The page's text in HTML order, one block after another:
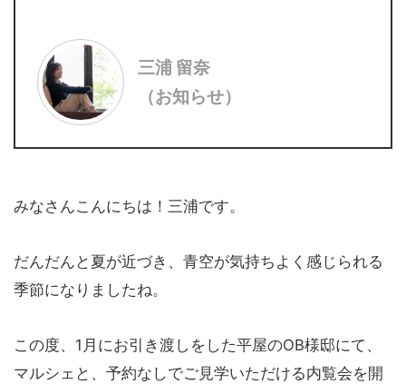
三浦 留奈
（お知らせ）
みなさんこんにちは！三浦です。
だんだんと夏が近づき、青空が気持ちよく感じられる
季節になりましたね。
この度、1月にお引き渡しをした平屋のOB様邸にて、
マルシェと、予約なしでご見学いただける内覧会を開